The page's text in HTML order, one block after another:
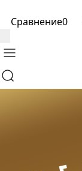
Сравнение0